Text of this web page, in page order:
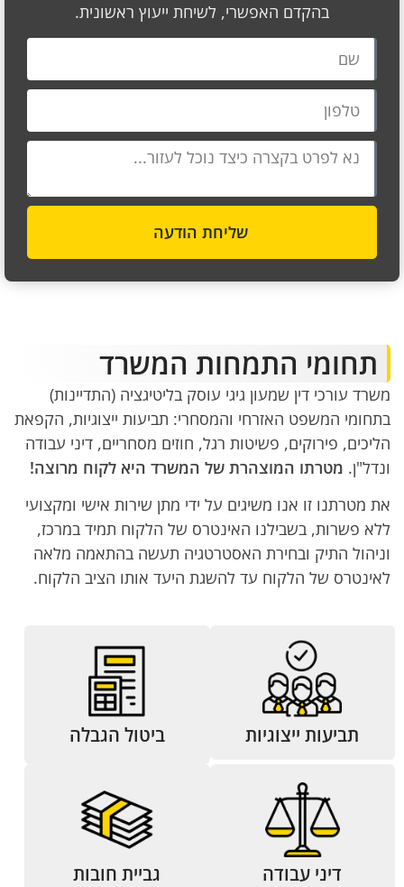
בהקדם האפשרי, לשיחת ייעוץ ראשונית.
שליחת הודעה
תחומי התמחות המשרד
משרד עורכי דין שמעון גיגי עוסק בליטיגציה (התדיינות)
בתחומי המשפט האזרחי והמסחרי: תביעות ייצוגיות, הקפאת
הליכים, פירוקים, פשיטות רגל, חוזים מסחריים, דיני עבודה
ונדל"ן. מטרתו המוצהרת של המשרד היא לקוח מרוצה!
את מטרתנו זו אנו משיגים על ידי מתן שירות אישי ומקצועי
ללא פשרות, בשבילנו האינטרס של הלקוח תמיד במרכז,
וניהול התיק ובחירת האסטרטגיה תעשה בהתאמה מלאה
לאינטרס של הלקוח עד להשגת היעד אותו הציב הלקוח.
תביעות ייצוגיות ביטול הגבלה
דיני עבודה גביית חובות